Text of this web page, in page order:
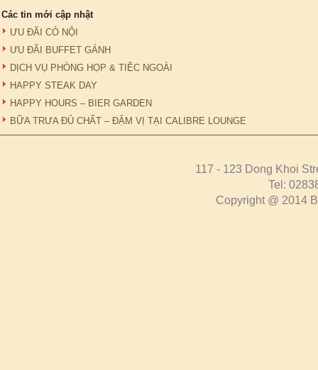
Các tin mới cập nhật
ƯU ĐÃI CỎ NỘI
ƯU ĐÃI BUFFET GÁNH
DỊCH VỤ PHÒNG HỌP & TIỆC NGOÀI
HAPPY STEAK DAY
HAPPY HOURS – BIER GARDEN
BỮA TRƯA ĐỦ CHẤT – ĐẬM VỊ TẠI CALIBRE LOUNGE
117 - 123 Dong Khoi
Tel:
Copyright @ 2014